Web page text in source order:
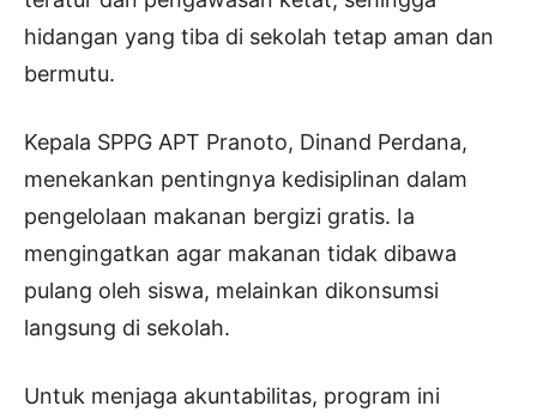
hidangan yang tiba di sekolah tetap aman dan
bermutu.
Kepala SPPG APT Pranoto, Dinand Perdana,
menekankan pentingnya kedisiplinan dalam
pengelolaan makanan bergizi gratis. Ia
mengingatkan agar makanan tidak dibawa
pulang oleh siswa, melainkan dikonsumsi
langsung di sekolah.
Untuk menjaga akuntabilitas, program ini